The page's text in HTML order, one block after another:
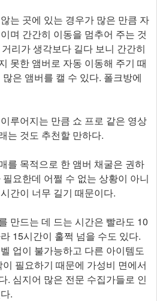
는 곳에 있는 경우가 많은 만큼 자
며 간간히 이동을 멈추어 주는 것
리가 생각보다 길다 보니 간간히
못한 앰버로 자동 이동해 주기 때
은 앰버를 캘 수 있다. 폴크방에
루어지는 만큼 쇼 프로 같은 영상
는 것도 추천할 만하다.
를 목적으로 한 앰버 채굴은 권하
요한데 어쩔 수 없는 상황이 아니
간이 너무 길기 때문이다.
만드는 데 드는 시간은 빨라도 10
15시간이 훌쩍 넘을 수도 있다.
업이 불가능하고 다른 아이템도
필요하기 때문에 가성비 면에서
. 심지어 많은 전문 수집가들로 인
.